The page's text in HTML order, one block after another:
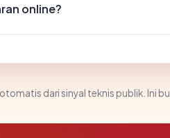
online?
dari sinyal teknis publik. Ini